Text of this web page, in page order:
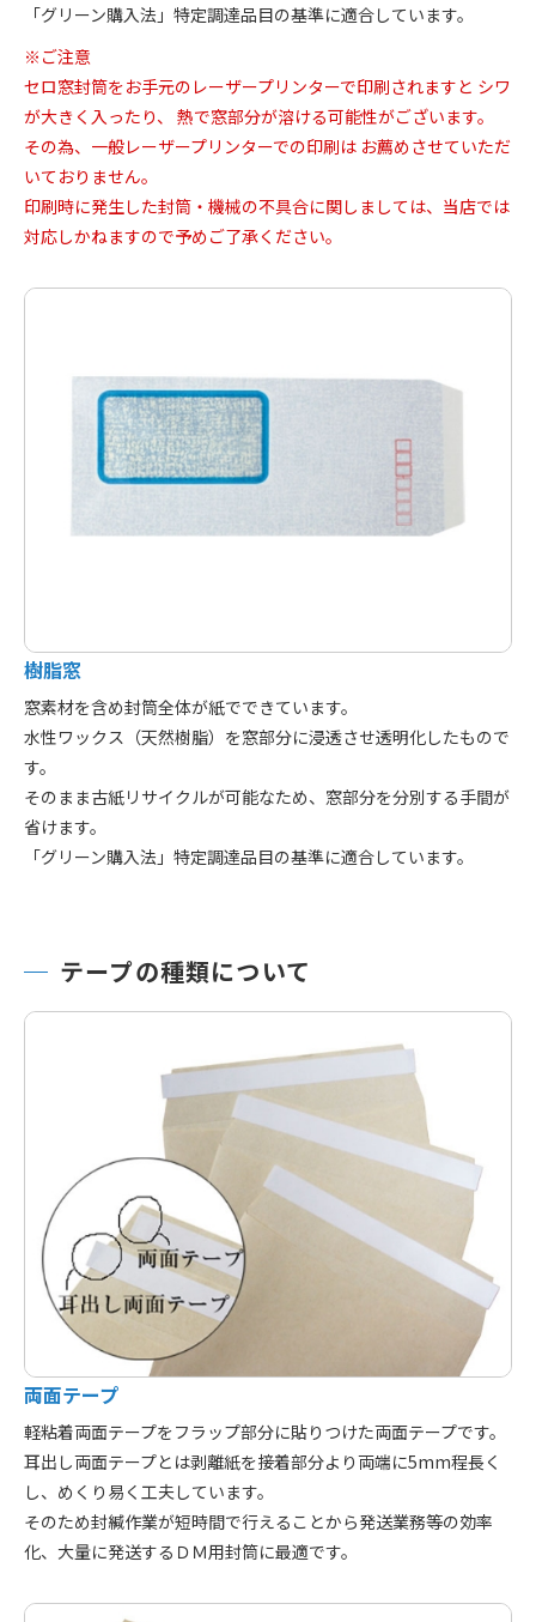
「グリーン購入法」特定調達品目の基準に適合しています。
※ご注意
セロ窓封筒をお手元のレーザープリンターで印刷されますと シワ
が大きく入ったり、 熱で窓部分が溶ける可能性がございます。
その為、一般レーザープリンターでの印刷は お薦めさせていただ
いておりません。
印刷時に発生した封筒・機械の不具合に関しましては、当店では
対応しかねますので予めご了承ください。
樹脂窓
窓素材を含め封筒全体が紙でできています。
水性ワックス（天然樹脂）を窓部分に浸透させ透明化したもので
す。
そのまま古紙リサイクルが可能なため、窓部分を分別する手間が
省けます。
「グリーン購入法」特定調達品目の基準に適合しています。
テープの種類について
両面テープ
軽粘着両面テープをフラップ部分に貼りつけた両面テープです。
耳出し両面テープとは剥離紙を接着部分より両端に5mm程長く
し、めくり易く工夫しています。
そのため封緘作業が短時間で行えることから発送業務等の効率
化、大量に発送するＤＭ用封筒に最適です。